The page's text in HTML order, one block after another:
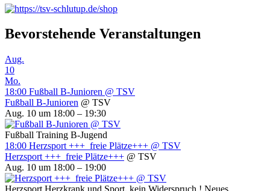
Bevorstehende Veranstaltungen
Aug.
10
Mo.
18:00 Fußball B-Junioren @ TSV
Fußball B-Junioren @ TSV
Aug. 10 um 18:00 – 19:30
Fußball Training B-Jugend
18:00 Herzsport +++ freie Plätze+++ @ TSV
Herzsport +++ freie Plätze+++ @ TSV
Aug. 10 um 18:00 – 19:00